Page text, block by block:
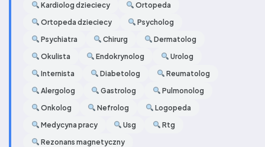
Kardiolog dzieciecy
Ortopeda
Ortopeda dzieciecy
Psycholog
Psychiatra
Chirurg
Dermatolog
Okulista
Endokrynolog
Urolog
Internista
Diabetolog
Reumatolog
Alergolog
Gastrolog
Pulmonolog
Onkolog
Nefrolog
Logopeda
Medycyna pracy
Usg
Rtg
Rezonans magnetyczny